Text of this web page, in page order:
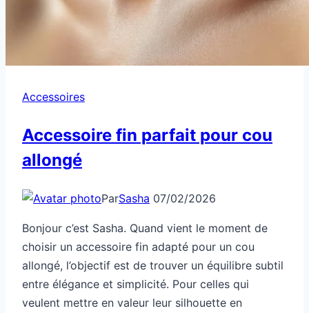
Accessoires
Accessoire fin parfait pour cou
allongé
ParSasha 07/02/2026
Bonjour c’est Sasha. Quand vient le moment de
choisir un accessoire fin adapté pour un cou
allongé, l’objectif est de trouver un équilibre subtil
entre élégance et simplicité. Pour celles qui
veulent mettre en valeur leur silhouette en